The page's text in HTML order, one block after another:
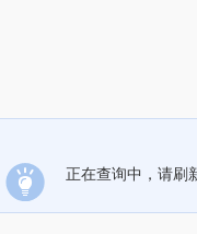
正在查询中，请刷